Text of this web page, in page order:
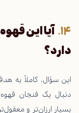
آیا این
دارد؟
این سؤال، کاملاً به
دنبال یک فنجان
بسیار ارزان‌تر و